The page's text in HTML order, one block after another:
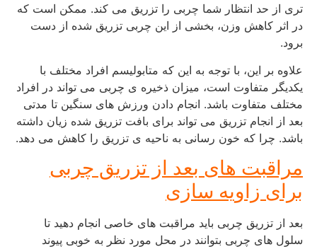
تری از حد انتظار شما چربی را تزریق می کند. ممکن است که
در اثر کاهش وزن، بخشی از این چربی تزریق شده از دست
برود.
علاوه بر این، با توجه به این که متابولیسم افراد مختلف با
یکدیگر متفاوت است، میزان ذخیره ی چربی می تواند در افراد
مختلف متفاوت باشد. انجام دادن ورزش های سنگین تا مدتی
بعد از انجام تزریق می تواند برای بافت تزریق شده زیان داشته
باشد. چرا که خون رسانی به ناحیه ی تزریق را کاهش می دهد.
مراقبت های بعد از تزریق چربی
برای زاویه سازی
بعد از تزریق چربی باید مراقبت های خاصی انجام دهید تا
سلول های چربی بتوانند در محل مورد نظر به خوبی پیوند